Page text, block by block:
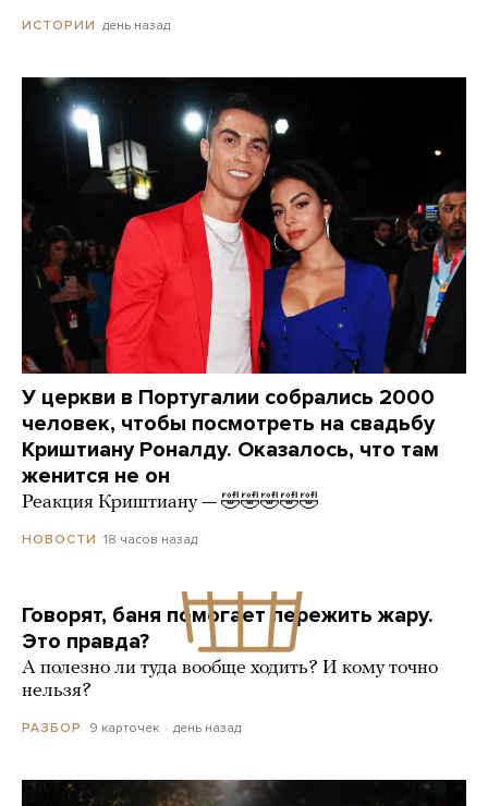
ИСТОРИИ день назад
У церкви в Португалии собрались 2000
человек, чтобы посмотреть на свадьбу
Криштиану Роналду. Оказалось, что там
женится не он
Реакция Криштиану — 🤣🤣🤣🤣🤣
НОВОСТИ 18 часов назад
Говорят, баня помогает пережить жару.
Это правда?
А полезно ли туда вообще ходить? И кому точно
нельзя?
РАЗБОР 9 карточек день назад